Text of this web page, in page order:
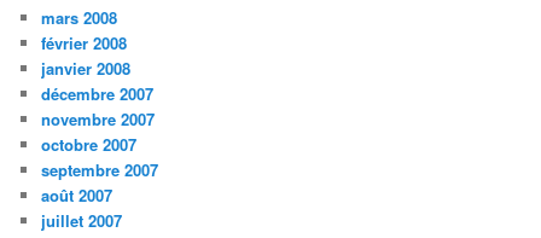
mars 2008
février 2008
janvier 2008
décembre 2007
novembre 2007
octobre 2007
septembre 2007
août 2007
juillet 2007